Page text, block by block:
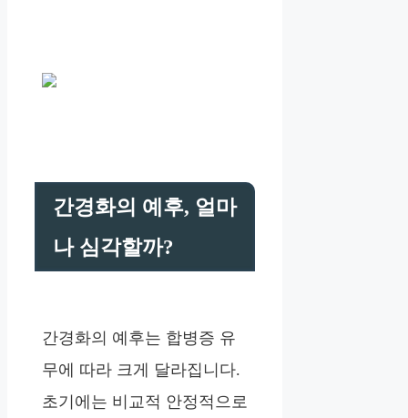
간경화의 예후, 얼마
나 심각할까?
간경화의 예후는 합병증 유
무에 따라 크게 달라집니다.
초기에는 비교적 안정적으로